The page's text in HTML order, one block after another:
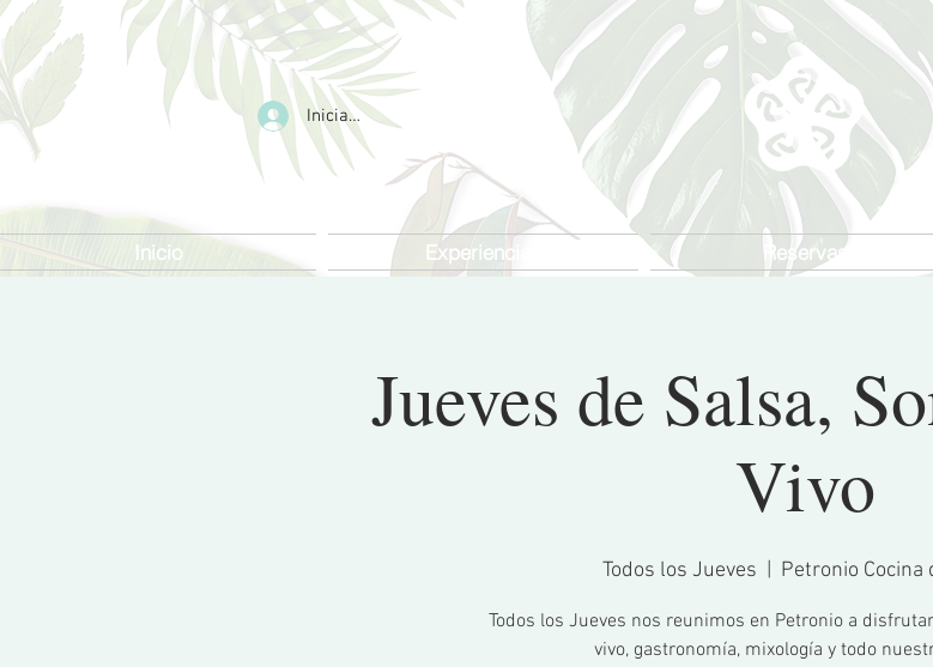
Iniciar sesión
Inicio Experiencias Reservas
Jueves de Salsa,
Vivo
Todos los Jueves Petronio Cocina
Todos los Jueves nos reunimos en Petronio a
vivo, gastronomía, mixología y todo